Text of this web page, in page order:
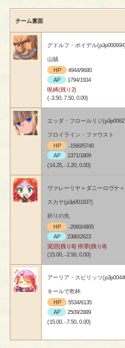
チーム素面
グドルフ・ボイデル
山賊
HP
4944/9680
AP
1794/1934
呪縛(残り2)
(-3.50, 7.50, 0.00)
エッダ・フロールリジ
フロイライン・ファウスト
HP
-1560/5740
AP
1371/1809
(14.25, -1.20, 0.00)
ヴァレーリヤ＝ダニーロヴナ
スカヤ(p3p001837)
祈りの先
HP
-2060/4905
AP
2380/2623
泥沼(残り8) 停滞(残り8)
(15.00, -2.50, 0.00)
アーリア・スピリッツ
キールで乾杯
HP
5534/6135
AP
2509/2889
(15.00, -7.50, 0.00)